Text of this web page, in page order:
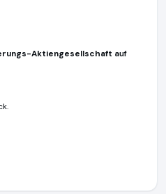
Aktiengesellschaft auf